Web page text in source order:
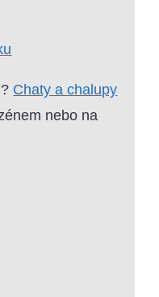
Chaty a chalupy
nebo na